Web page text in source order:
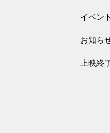
イベン
お知ら
上映終